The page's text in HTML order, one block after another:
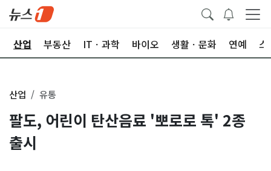
산업 부동산 ITㆍ과학 바이오 생활ㆍ문화 연예 스
산업 유통
팔도, 어린이 탄산음료 '뽀로로 톡' 2종
출시